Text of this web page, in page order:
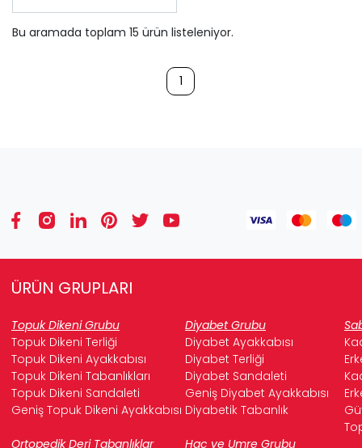
Bu aramada toplam 15 ürün listeleniyor.
1
ÜRÜN GRUPLARI
Topuk Dikeni Grubu Diyabet Grubu
Topuk Dikeni Terliği
Diyabet Ayakkabısı
Topuk Dikeni Ayakkabısı
Diyabet Terliği
Topuk Dikeni Tabanlıkları
Diyabet Sandaleti
Topuk Dikeni Sandaleti
Geniş Diyabet Ayakkabısı
Geniş Topuk Dikeni Ayakkabısı Diyabetik Tabanlık
Ortopedik Deri Tabanlıklar
Hac ve Umre Grubu